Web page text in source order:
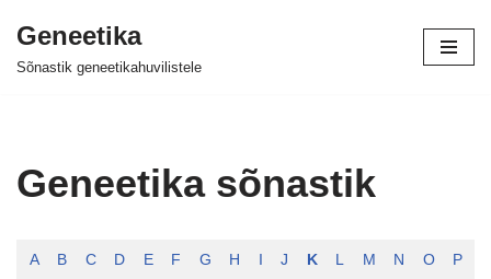
Skip
Geneetika
Sõnastik geneetikahuvilistele
Geneetika sõnastik
A B C D E F G H J K L M N O P